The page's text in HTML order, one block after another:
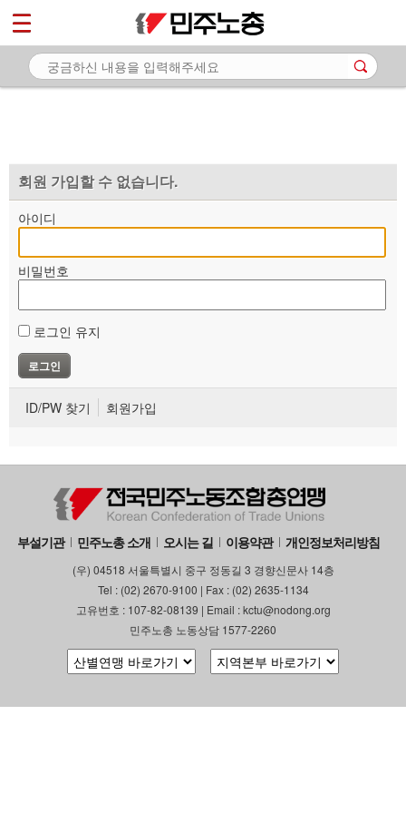
회원 가입할 수 없습니다.
아이디
비밀번호
로그인 유지
ID/PW 찾기 회원가입
부설기관 민주노총 소개 오시는 길 이용약관 개인정보처리방침
(우) 04518 서울특별시 중구 정동길 3 경향신문사 14층
Tel : (02) 2670-9100 | Fax : (02) 2635-1134
고유번호 : 107-82-08139 | Email : kctu@nodong.org
민주노총 노동상담 1577-2260
마이페이지
소개
자료
부설기관